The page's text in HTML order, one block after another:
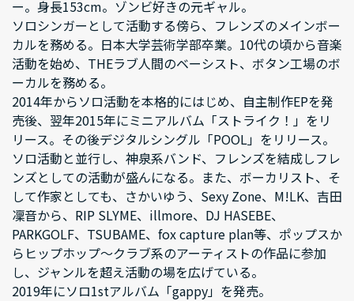
ー。身長153cm。ゾンビ好きの元ギャル。
ソロシンガーとして活動する傍ら、フレンズのメインボー
カルを務める。日本大学芸術学部卒業。10代の頃から音楽
活動を始め、THEラブ人間のベーシスト、ボタン工場のボ
ーカルを務める。
2014年からソロ活動を本格的にはじめ、自主制作EPを発
売後、翌年2015年にミニアルバム「ストライク！」をリ
リース。その後デジタルシングル「POOL」をリリース。
ソロ活動と並行し、神泉系バンド、フレンズを結成しフレ
ンズとしての活動が盛んになる。また、ボーカリスト、そ
して作家としても、さかいゆう、Sexy Zone、M!LK、吉田
凜音から、RIP SLYME、illmore、DJ HASEBE、
PARKGOLF、TSUBAME、fox capture plan等、ポップスか
らヒップホップ～クラブ系のアーティストの作品に参加
し、ジャンルを超え活動の場を広げている。
2019年にソロ1stアルバム「gappy」を発売。